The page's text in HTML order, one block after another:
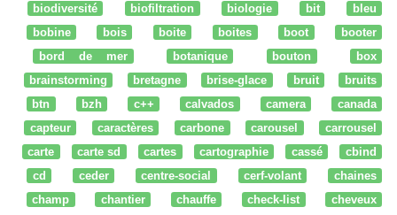
biodiversité
biofiltration biologie bit
bleu
bobine
bois boite boites boot
booter
bord de mer
botanique bouton
box
brainstorming
bretagne brise-glace bruit
bruits
btn
bzh c++ calvados camera
canada
capteur
caractères carbone carousel
carrousel
carte
carte sd cartes cartographie cassé
cbind
cd
ceder centre-social cerf-volant
chaines
champ
chantier chauffe check-list
cheveux